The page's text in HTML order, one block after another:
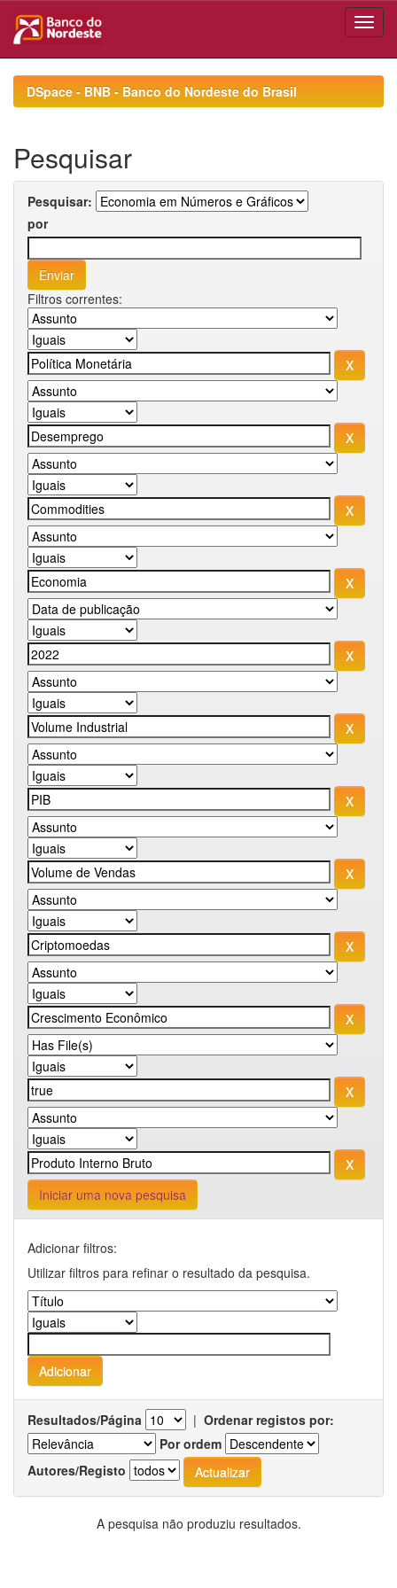
navigationDSpace - BNB - Banco do Nordeste do Brasil
Pesquisar
Pesquisar:
por
Filtros correntes:
Iniciar uma nova pesquisa
Adicionar filtros:
Utilizar filtros para refinar o resultado da pesquisa.
Resultados/Página | Ordenar registos por:
Por ordem
Autores/Registo
A pesquisa não produziu resultados.